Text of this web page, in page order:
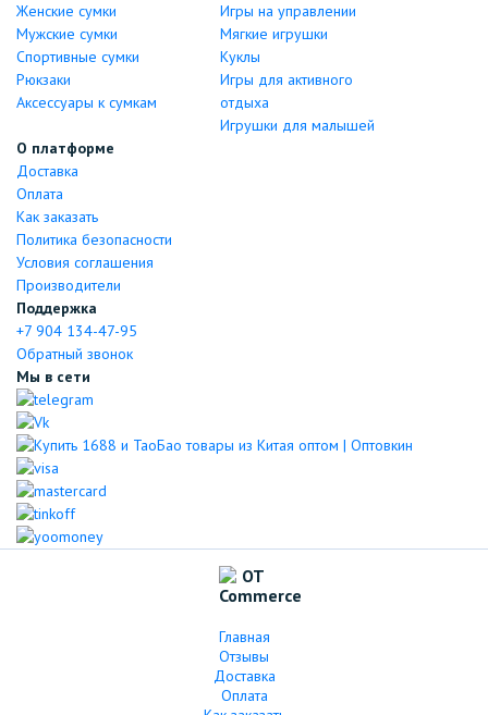
Женские сумки
Мужские сумки
Спортивные сумки
Рюкзаки
Аксессуары к сумкам
Игры на управлении
Мягкие игрушки
Куклы
Игры для активного
отдыха
Игрушки для малышей
О платформе
Доставка
Оплата
Как заказать
Политика безопасности
Условия соглашения
Производители
Поддержка
+7 904 134-47-95
Обратный звонок
Мы в сети
Главная
Отзывы
Доставка
Оплата